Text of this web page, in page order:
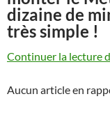
dizaine de
très simple !
Continuer la lecture
Aucun article en